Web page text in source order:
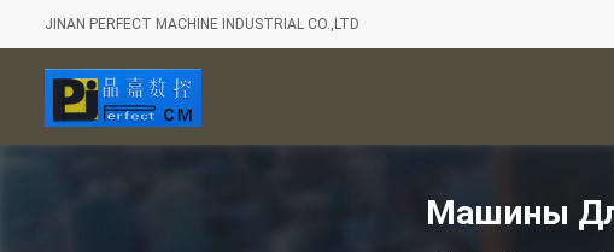
JINAN PERFECT MACHINE INDUSTRIAL CO.,LTD
Машины